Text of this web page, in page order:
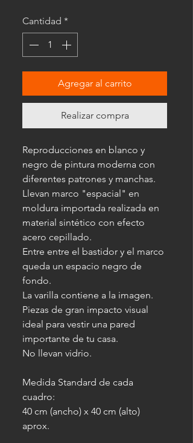
Cantidad *
Agregar al carrito
Realizar compra
Reproducciones en blanco y
negro de pintura moderna con
diferentes patrones y manchas.
Llevan marco "espacial" en
moldura importada realizada en
material sintético con efecto
acero cepillado.
Entre entre el bastidor y el marco
queda un espacio negro de
fondo.
La varilla contiene a la imagen.
Piezas de gran impacto visual
ideal para vestir una pared
importante de tu casa.
No llevan vidrio.
Medida Standard de cada
cuadro:
40 cm (ancho) x 40 cm (alto)
aprox.